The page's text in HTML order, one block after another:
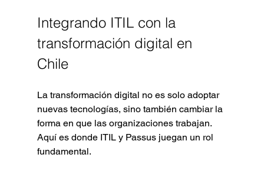
Integrando ITIL con la
transformación digital en
Chile
La transformación digital no es solo adoptar
nuevas tecnologías, sino también cambiar la
forma en que las organizaciones trabajan.
Aquí es donde ITIL y Passus juegan un rol
fundamental.